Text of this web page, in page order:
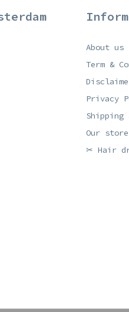
About us
Term &
Privacy
Shipping
Our store
✂ Hair